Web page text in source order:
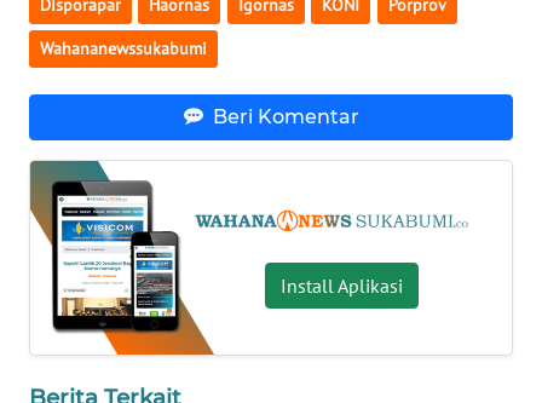
Wahananewssukabumi
Beri Komentar
Install Aplikasi
Berita Terkait
WN
BENGKULU
WN
JATENG
WN
NUSANTARA
JOGJA